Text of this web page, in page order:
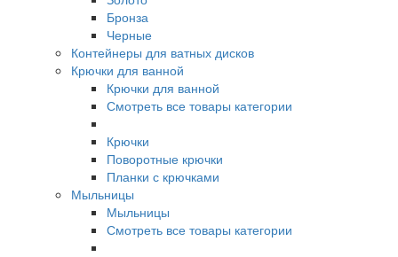
Бронза
Черные
Контейнеры для ватных дисков
Крючки для ванной
Крючки для ванной
Смотреть все товары категории
Крючки
Поворотные крючки
Планки с крючками
Мыльницы
Мыльницы
Смотреть все товары категории